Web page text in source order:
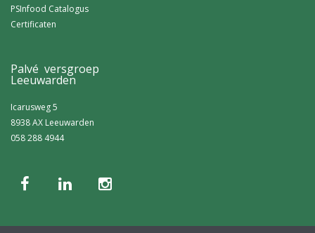
PSInfood Catalogus
Certificaten
Palvé versgroep
Leeuwarden
Icarusweg 5
8938 AX Leeuwarden
058 288 4944